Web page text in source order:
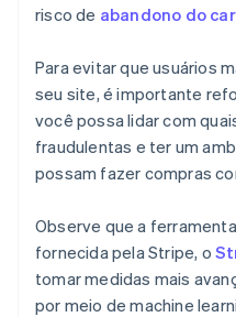
risco de abandono do
Para evitar que usuários
seu site, é importante
você possa lidar com
fraudulentas e ter um
possam fazer compras
Observe que a
fornecida pela Stripe, o
tomar medidas mais
por meio de machine